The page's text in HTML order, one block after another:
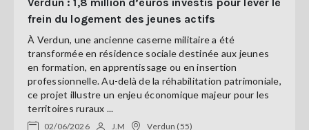
frein du logement des jeunes actifs
À Verdun, une ancienne caserne militaire a été
transformée en résidence sociale destinée aux jeunes
en formation, en apprentissage ou en insertion
professionnelle. Au-delà de la réhabilitation patrimoniale,
ce projet illustre un enjeu économique majeur pour les
territoires ruraux ...
02/06/2026 J.M Verdun (55)